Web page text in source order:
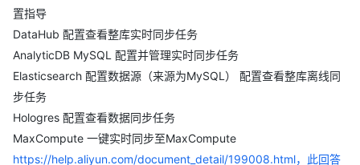
置指导
DataHub 配置查看整库实时同步任务
AnalyticDB MySQL 配置并管理实时同步任务
Elasticsearch 配置数据源（来源为MySQL） 配置查看整库离线同
步任务
Hologres 配置查看数据同步任务
MaxCompute 一键实时同步至MaxCompute
https://help.aliyun.com/document_detail/199008.html，此回答